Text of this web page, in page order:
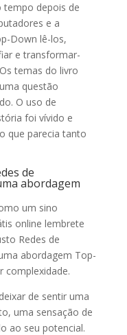
depois de
e a
Down lê-los,
e transformar-
temas do livro
questão
O uso de
foi vívido e
que parecia tanto
de
abordagem
um sino
online lembrete
Redes de
abordagem Top-
complexidade.
de sentir uma
uma sensação de
ao seu potencial.